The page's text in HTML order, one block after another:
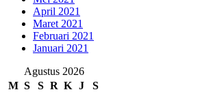
April 2021
Maret 2021
Februari 2021
Januari 2021
Agustus 2026
M S S R K J
S